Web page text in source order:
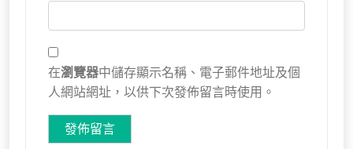
在瀏覽器中儲存顯示名稱、電子郵件地址及個
人網站網址，以供下次發佈留言時使用。